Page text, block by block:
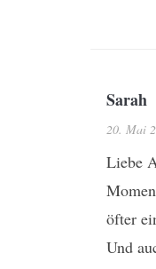
Sarah
20. Mai
Liebe
öfter
Und